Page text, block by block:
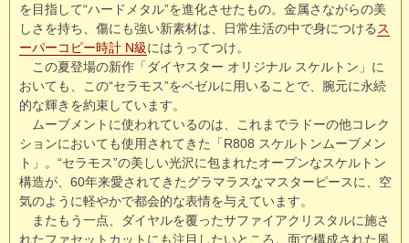
を目指して“ハードメタル”を進化させたもの。金属さながらの美
しさを持ち、傷にも強い新素材は、日常生活の中で身につける ス
ーパーコピー時計 N級にはうってつけ。
この夏登場の新作「ダイヤスター オリジナル スケルトン」に
おいても、この“セラモス”をベゼルに用いることで、腕元に永続
的な輝きを約束しています。
ムーブメントに使われているのは、これまでラドーの他コレク
ションにおいても使用されてきた「R808 スケルトンムーブメン
ト」。“セラモス”の美しい光沢に包まれたオープンなスケルトン
構造が、60年来愛されてきたグラマラスなマスターピースに、空
気のように軽やかで都会的な表情を与えています。
またもう一点、ダイヤルを覆ったサファイアクリスタルに施さ
れたファセットカットにも注目したいところ。面で構成された風